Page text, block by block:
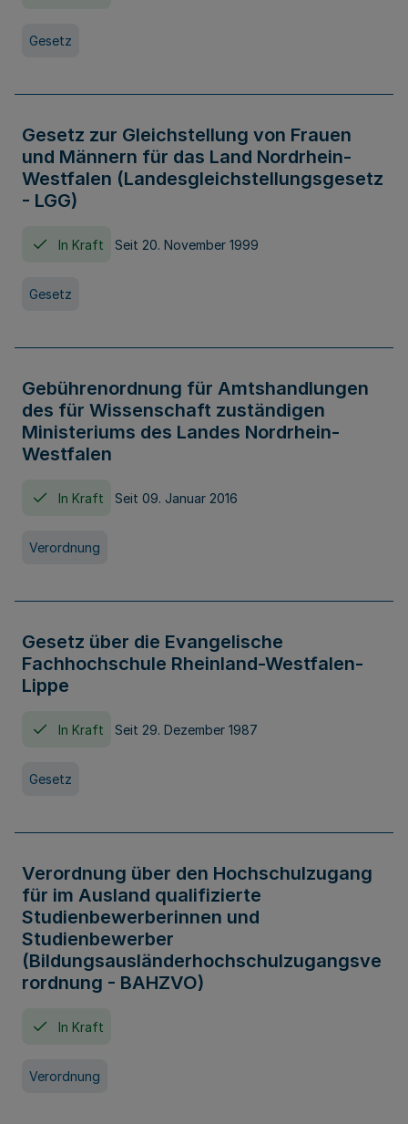
Gesetz
Gesetz zur Gleichstellung von Frauen
und Männern für das Land Nordrhein-
Westfalen (Landesgleichstellungsgesetz
- LGG)
In Kraft Seit 20. November 1999
Gesetz
Gebührenordnung für Amtshandlungen
des für Wissenschaft zuständigen
Ministeriums des Landes Nordrhein-
Westfalen
In Kraft Seit 09. Januar 2016
Verordnung
Gesetz über die Evangelische
Fachhochschule Rheinland-Westfalen-
Lippe
In Kraft Seit 29. Dezember 1987
Gesetz
Verordnung über den Hochschulzugang
für im Ausland qualifizierte
Studienbewerberinnen und
Studienbewerber
(Bildungsausländerhochschulzugangsve
rordnung - BAHZVO)
In Kraft
Verordnung